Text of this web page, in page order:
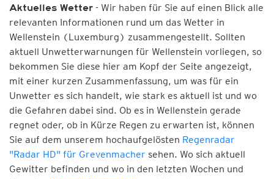
Aktuelles Wetter - Wir haben für Sie auf einen Blick alle
relevanten Informationen rund um das Wetter in
Wellenstein (Luxemburg) zusammengestellt. Sollten
aktuell Unwetterwarnungen für Wellenstein vorliegen, so
bekommen Sie diese hier am Kopf der Seite angezeigt,
mit einer kurzen Zusammenfassung, um was für ein
Unwetter es sich handelt, wie stark es aktuell ist und wo
die Gefahren dabei sind. Ob es in Wellenstein gerade
regnet oder, ob in Kürze Regen zu erwarten ist, können
Sie auf dem unserem hochaufgelösten Regenradar
"Radar HD" für Grevenmacher sehen. Wo sich aktuell
Gewitter befinden und wo in den letzten Wochen und